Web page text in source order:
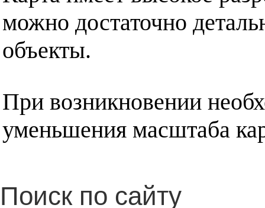
можно достаточно
объекты.
При возникновении
уменьшения масштаба
Поиск по сайту